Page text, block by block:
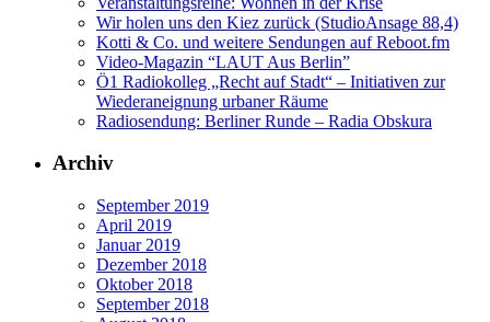
Wir holen uns den Kiez zurück (StudioAnsage 88,4)
Kotti & Co. und weitere Sendungen auf Reboot.fm
Video-Magazin “LAUT Aus Berlin”
Ö1 Radiokolleg „Recht auf Stadt“ – Initiativen zur
Wiederaneignung urbaner Räume
Radiosendung: Berliner Runde – Radia Obskura
Archiv
September 2019
April 2019
Januar 2019
Dezember 2018
Oktober 2018
September 2018